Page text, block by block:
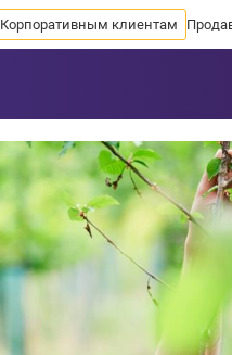
Корпоративным клиентам